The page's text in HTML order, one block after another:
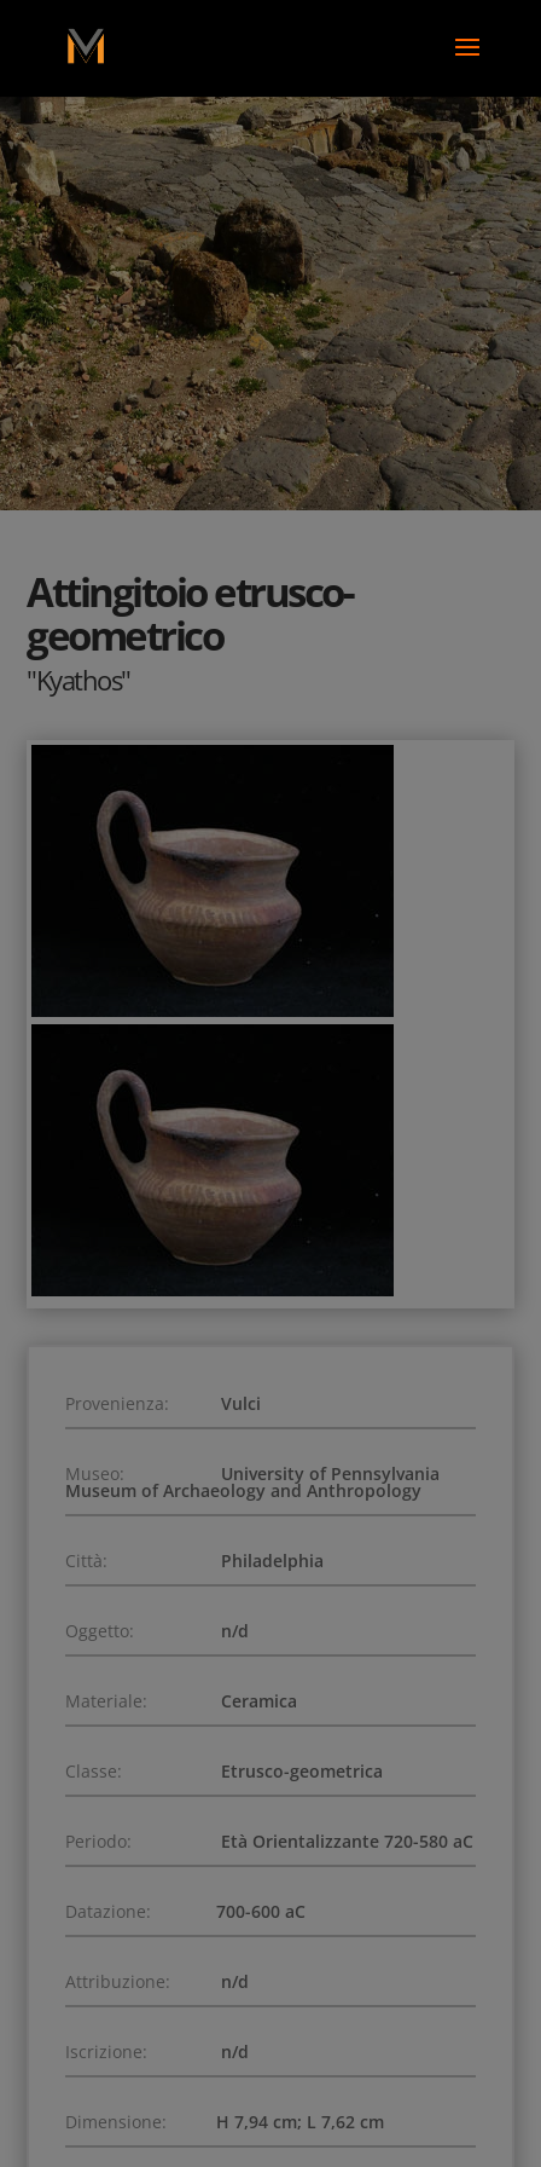
Attingitoio etrusco-
geometrico
"Kyathos"
Provenienza: Vulci
Museo: University of Pennsylvania
Museum of Archaeology and Anthropology
Città: Philadelphia
Oggetto: n/d
Materiale: Ceramica
Classe: Etrusco-geometrica
Periodo: Età Orientalizzante 720-580 aC
Datazione: 700-600 aC
Attribuzione: n/d
Iscrizione: n/d
Dimensione: H 7,94 cm; L 7,62 cm